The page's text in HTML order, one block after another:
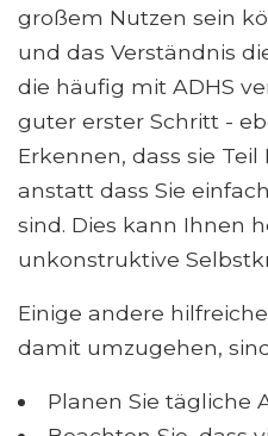
großem Nutzen sein
und das Verständnis
die häufig mit ADHS
guter erster Schritt -
Erkennen, dass sie
anstatt dass Sie
sind. Dies kann Ihnen
unkonstruktive
Einige andere
damit umzugehen,
Planen Sie tägliche